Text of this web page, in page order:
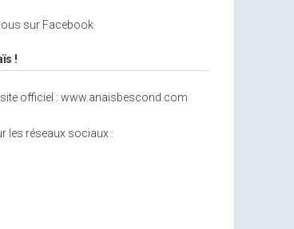
sur Facebook
!
officiel : www.anaisbescond.com
les réseaux sociaux :